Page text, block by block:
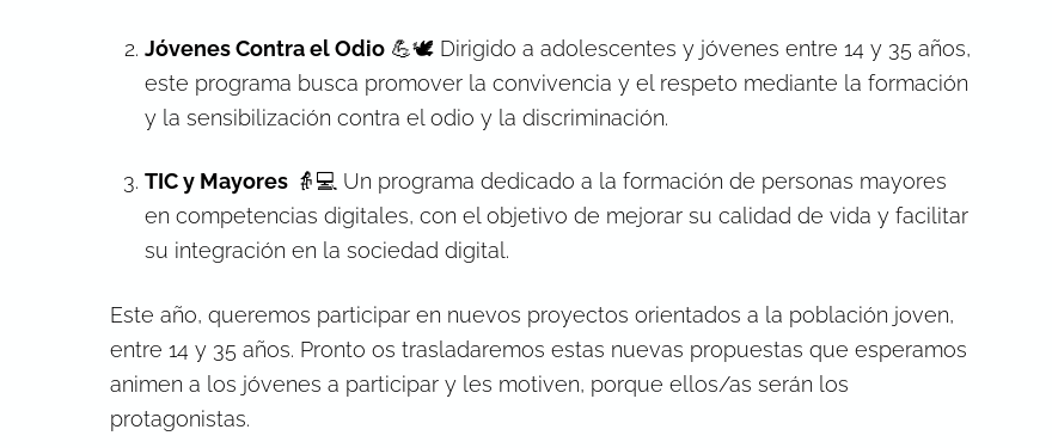
Jóvenes Contra el Odio💪🕊️ Dirigido a adolescentes y jóvenes entre 14 y 35 años,
este programa busca promover la convivencia y el respeto mediante la formación
y la sensibilización contra el odio y la discriminación.
TIC y Mayores👵💻 Un programa dedicado a la formación de personas mayores
en competencias digitales, con el objetivo de mejorar su calidad de vida y facilitar
su integración en la sociedad digital.
Este año, queremos participar en nuevos proyectos orientados a la población joven,
entre 14 y 35 años. Pronto os trasladaremos estas nuevas propuestas que esperamos
animen a los jóvenes a participar y les motiven, porque ellos/as serán los
protagonistas.